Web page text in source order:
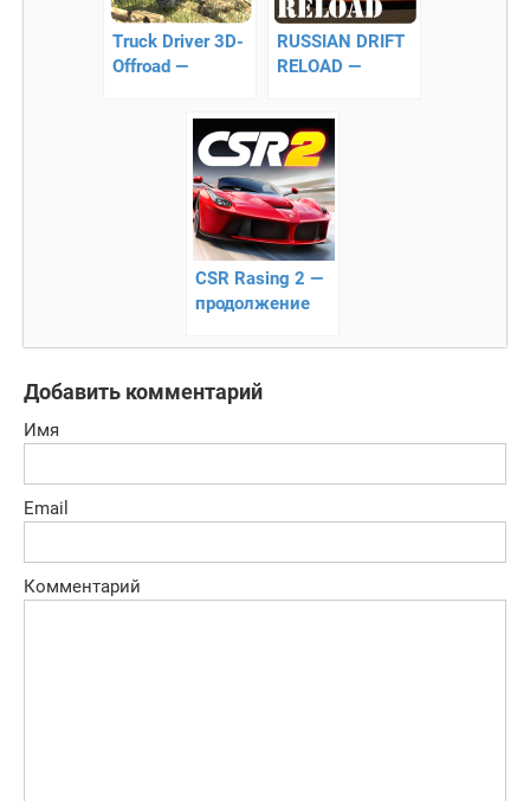
Truck Driver 3D-
Offroad —
внедорожного
RUSSIAN DRIFT
RELOAD —
королем дорог
CSR Rasing 2 —
продолжение
рейсинга
Добавить комментарий
Имя
Email
Комментарий